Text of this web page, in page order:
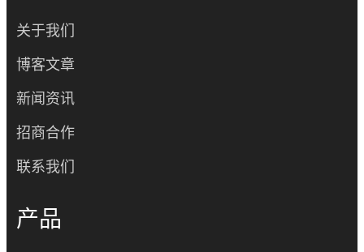
关于我们
博客文章
新闻资讯
招商合作
联系我们
产品